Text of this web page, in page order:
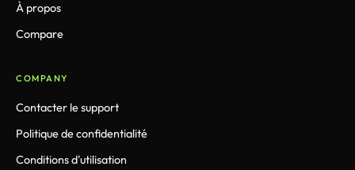
À propos
Compare
COMPANY
Contacter le support
Politique de confidentialité
Conditions d'utilisation